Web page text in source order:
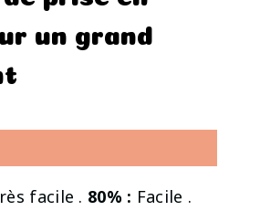
un grand
facile . 80% : Facile .